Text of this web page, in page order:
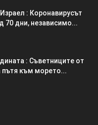
: Коронавирусът
70 дни, независимо...
: Съветниците от
пътя към морето...